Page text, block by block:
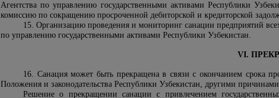
Агентства по управлению государственными активами Республики
комиссию по сокращению просроченной дебиторской и кредиторской
15. Организацию проведения и мониторинг санации предприятий
по управлению государственными активами Республики Узбекистан.
VI.
16. Санация может быть прекращена в связи с окончанием срока
Положения и законодательства Республики Узбекистан, другими
Решение о прекращении санации с привлечением